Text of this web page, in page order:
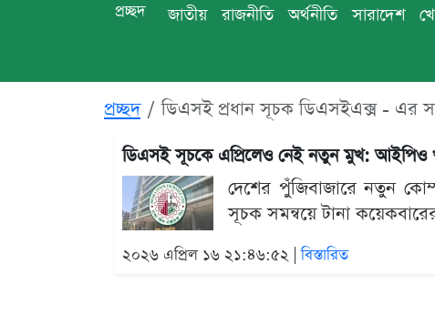
প্রচ্ছদ জাতীয় রাজনীতি অর্থনীতি সারাদেশ
প্রচ্ছদ ডিএসই প্রধান সূচক ডিএসইএক্স - এর
ডিএসই সূচকে এপ্রিলেও নেই নতুন মুখ: আইপিও
দেশের পুঁজিবাজারে নতুন
সূচক সমন্বয়ে টানা
২০২৬ এপ্রিল ১৬ ২১:৪৬:৫২ |বিস্তারিত